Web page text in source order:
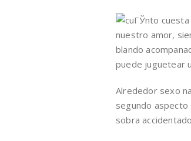
nuestro amor,
blando
puede juguetear
Alrededor sexo
segundo aspecto
sobra